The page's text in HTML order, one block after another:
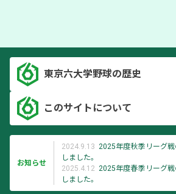
東京六大学野球の歴史
このサイトについて
お知らせ
2024.9.13 2025年度秋季リーグ
しました。
2025.4.12 2025年度春季リーグ
しました。